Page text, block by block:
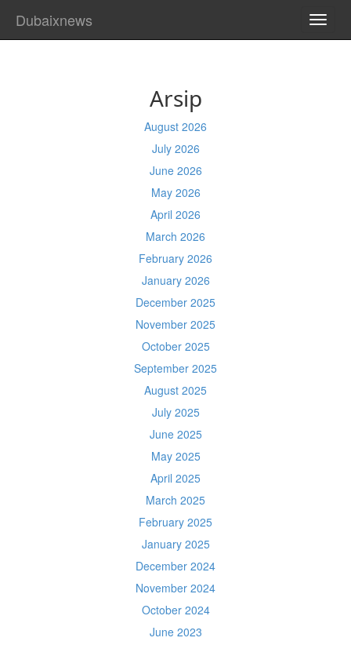
Dubaixnews
Arsip
August 2026
July 2026
June 2026
May 2026
April 2026
March 2026
February 2026
January 2026
December 2025
November 2025
October 2025
September 2025
August 2025
July 2025
June 2025
May 2025
April 2025
March 2025
February 2025
January 2025
December 2024
November 2024
October 2024
June 2023